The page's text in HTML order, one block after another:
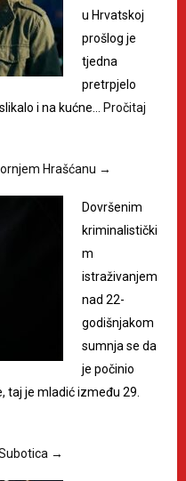
u Hrvatskoj
prošlog je
tjedna
pretrpjelo
i na kućne…
Pročitaj
Hrašćanu →
Dovršenim
kriminalistički
m
istraživanjem
nad 22-
godišnjakom
sumnja se da
je počinio
taj je mladić između 29.
→